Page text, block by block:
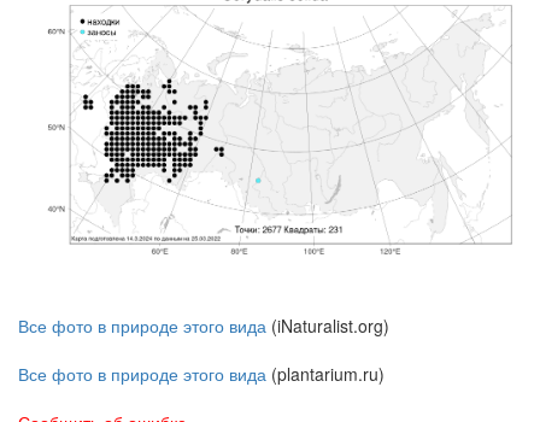
Все фото в природе этого вида (iNaturalist.org)
Все фото в природе этого вида (plantarium.ru)